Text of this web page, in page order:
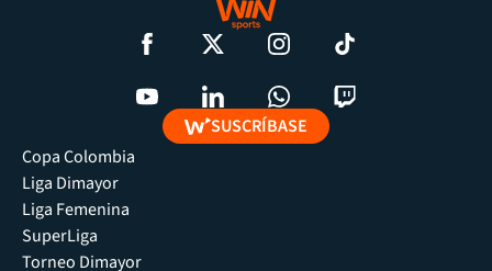
SUSCRÍBASE
Copa Colombia
Liga Dimayor
Liga Femenina
SuperLiga
Torneo Dimayor